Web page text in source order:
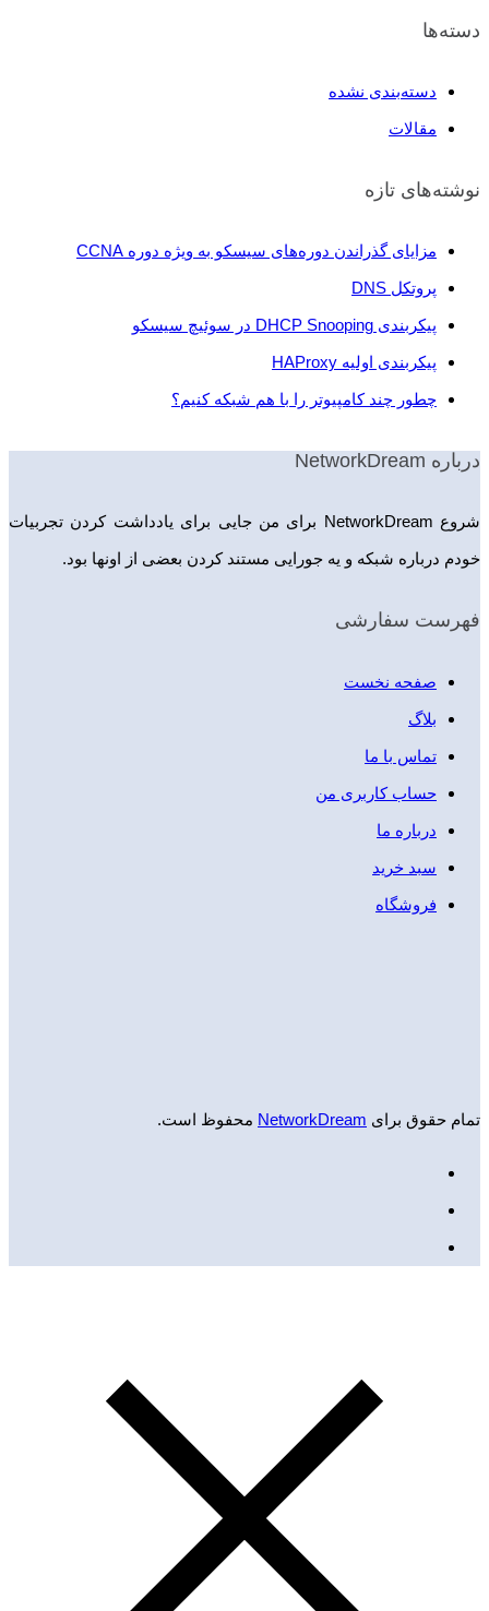
دسته‌ها
دسته‌بندی نشده
مقالات
نوشته‌های تازه
مزایای گذراندن دوره‌های سیسکو به‌ ویژه دوره CCNA
پروتکل DNS
پیکربندی DHCP Snooping در سوئیچ سیسکو
پیکربندی اولیه HAProxy
چطور چند کامپیوتر را با هم شبکه کنیم؟
درباره NetworkDream
شروع NetworkDream برای من جایی برای یادداشت کردن تجربیات
خودم درباره شبکه و یه جورایی مستند کردن بعضی از اونها بود.
فهرست سفارشی
صفحه نخست
بلاگ
تماس با ما
حساب کاربری من
درباره ما
سبد خرید
فروشگاه
تمام حقوق برای NetworkDream محفوظ است.